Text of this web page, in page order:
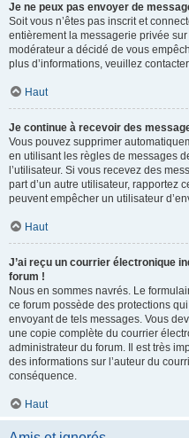
Je ne peux pas envoyer de
Soit vous n’êtes pas inscrit et
entièrement la messagerie privée
modérateur a décidé de vous
plus d’informations, veuillez
Haut
Je continue à recevoir des
Vous pouvez supprimer
en utilisant les règles de messages
l’utilisateur. Si vous recevez des
part d’un autre utilisateur, rapportez
peuvent empêcher un utilisateur
Haut
J’ai reçu un courrier électronique
forum !
Nous en sommes navrés. Le
ce forum possède des protections
envoyant de tels messages. Vous
une copie complète du courrier
administrateur du forum. Il est très
des informations sur l’auteur du
conséquence.
Haut